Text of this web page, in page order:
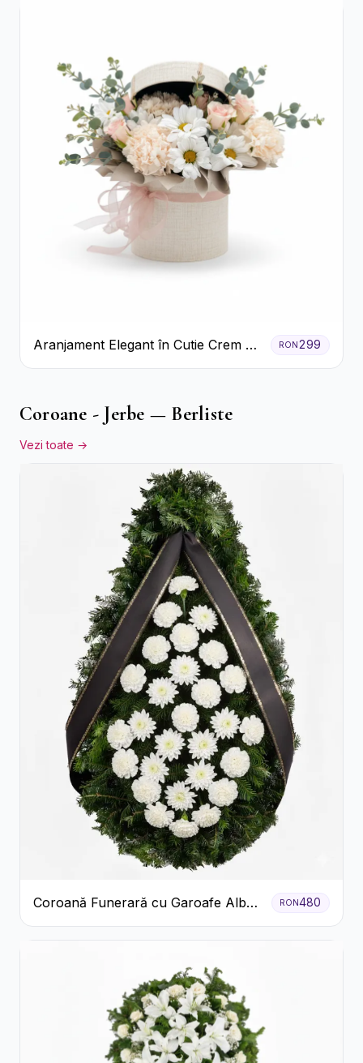
Aranjament Elegant în Cutie Crem cu
Crizanteme și Trandafiri
RON299
Coroane - Jerbe — Berliste
Vezi toate →
Coroană Funerară cu Garoafe Albe
și Crizanteme
RON480